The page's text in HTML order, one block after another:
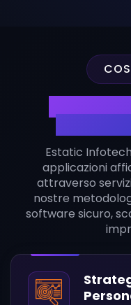
Software
Estatic
applicazioni
attraverso
nostre
software sicuro,